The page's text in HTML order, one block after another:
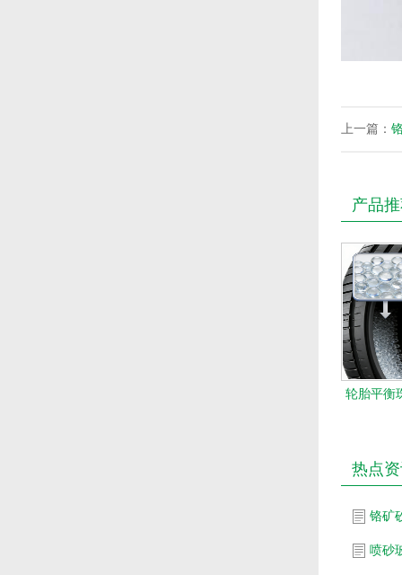
上一篇：
产品
轮胎平衡
热点
铬矿
喷砂